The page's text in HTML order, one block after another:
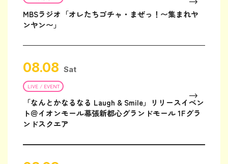
MBSラジオ「オレたちゴチャ・まぜっ！〜集まれヤ
ンヤン〜」
08.08 Sat
LIVE / EVENT
「なんとかなるなる Laugh & Smile」リリースイベン
ト＠イオンモール幕張新都心グランドモール 1Fグラ
ンドスクエア